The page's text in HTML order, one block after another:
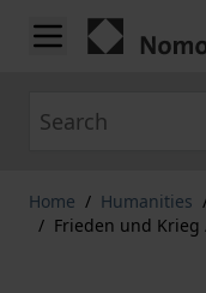
Skip to Content
Home / Humanities
/ Frieden und Krieg